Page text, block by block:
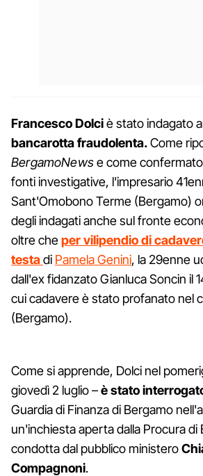
Francesco Dolciè stato indagato
bancarotta fraudolenta.Come
BergamoNewse come
fonti investigative, l'impresario
Sant'Omobono Terme (Bergamo)
degli indagati anche sul fronte
oltre cheper vilipendio di
testadi Pamela Genini, la 29enne
dall'ex fidanzato Gianluca Soncin il
cui cadavere è stato profanato nel
(Bergamo).
Come si apprende, Dolci nel
giovedì 2 luglio –è stato
Guardia di Finanza di Bergamo
un'inchiesta aperta dalla Procura di
condotta dal pubblico ministero
Compagnoni.